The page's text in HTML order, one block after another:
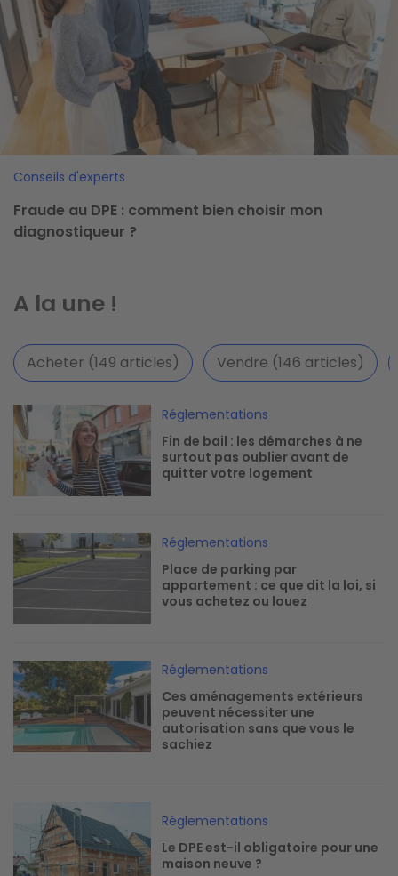
Conseils d'experts
Fraude au DPE : comment bien choisir mon
diagnostiqueur ?
A la une !
Acheter (149 articles) Vendre (146 articles)
Image
Réglementations
Fin de bail : les démarches à ne
surtout pas oublier avant de
quitter votre logement
Image
Réglementations
Place de parking par
appartement : ce que dit la loi, si
vous achetez ou louez
Image
Réglementations
Ces aménagements extérieurs
peuvent nécessiter une
autorisation sans que vous le
sachiez
Image
Réglementations
Le DPE est-il obligatoire pour une
maison neuve ?